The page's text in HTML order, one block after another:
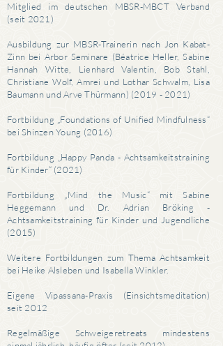
Mitglied im deutschen MBSR-MBCT Verband
(seit 2021)
Ausbildung zur MBSR-Trainerin nach Jon Kabat-
Zinn bei Arbor Seminare (Béatrice Heller, Sabine
Hannah Witte, Lienhard Valentin, Bob Stahl,
Christiane Wolf, Amrei und Lothar Schwalm, Lisa
Baumann und Arve Thürmann) (2019 - 2021)
Fortbildung „Foundations of Unified Mindfulness“
bei Shinzen Young (2016)
Fortbildung „Happy Panda - Achtsamkeitstraining
für Kinder“ (2021)
Fortbildung „Mind the Music“ mit Sabine
Heggemann und Dr. Adrian Bröking -
Achtsamkeitstraining für Kinder und Jugendliche
(2015)
Weitere Fortbildungen zum Thema Achtsamkeit
bei Heike Alsleben und Isabella Winkler.
Eigene Vipassana-Praxis (Einsichtsmeditation)
seit 2012
Regelmäßige Schweigeretreats mindestens